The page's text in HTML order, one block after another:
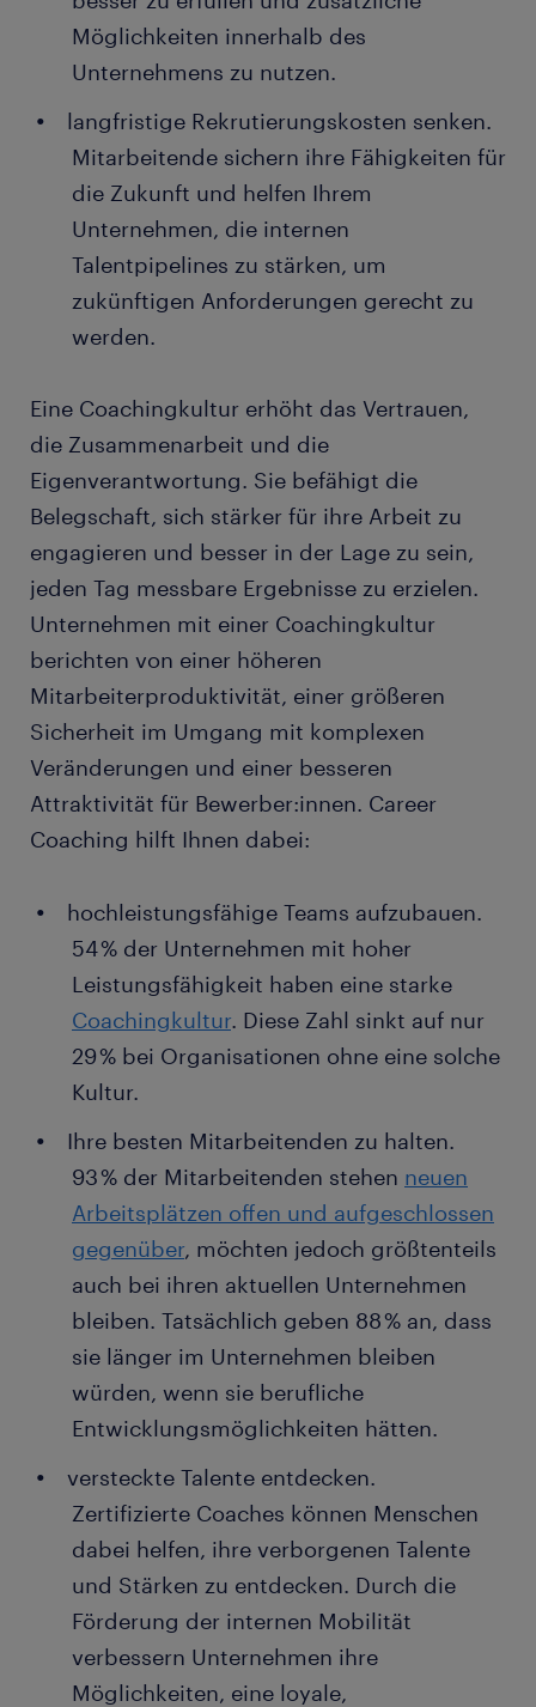
Möglichkeiten innerhalb des
Unternehmens zu nutzen.
langfristige Rekrutierungskosten senken.
Mitarbeitende sichern ihre Fähigkeiten für
die Zukunft und helfen Ihrem
Unternehmen, die internen
Talentpipelines zu stärken, um
zukünftigen Anforderungen gerecht zu
werden.
Eine Coachingkultur erhöht das Vertrauen,
die Zusammenarbeit und die
Eigenverantwortung. Sie befähigt die
Belegschaft, sich stärker für ihre Arbeit zu
engagieren und besser in der Lage zu sein,
jeden Tag messbare Ergebnisse zu erzielen.
Unternehmen mit einer Coachingkultur
berichten von einer höheren
Mitarbeiterproduktivität, einer größeren
Sicherheit im Umgang mit komplexen
Veränderungen und einer besseren
Attraktivität für Bewerber:innen. Career
Coaching hilft Ihnen dabei:
hochleistungsfähige Teams aufzubauen.
54 % der Unternehmen mit hoher
Leistungsfähigkeit haben eine starke
Coachingkultur. Diese Zahl sinkt auf nur
29 % bei Organisationen ohne eine solche
Kultur.
Ihre besten Mitarbeitenden zu halten.
93 % der Mitarbeitenden stehen neuen
Arbeitsplätzen offen und aufgeschlossen
gegenüber, möchten jedoch größtenteils
auch bei ihren aktuellen Unternehmen
bleiben. Tatsächlich geben 88 % an, dass
sie länger im Unternehmen bleiben
würden, wenn sie berufliche
Entwicklungsmöglichkeiten hätten.
versteckte Talente entdecken.
Zertifizierte Coaches können Menschen
dabei helfen, ihre verborgenen Talente
und Stärken zu entdecken. Durch die
Förderung der internen Mobilität
verbessern Unternehmen ihre
Möglichkeiten, eine loyale,